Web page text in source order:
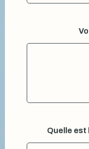
Quelle est